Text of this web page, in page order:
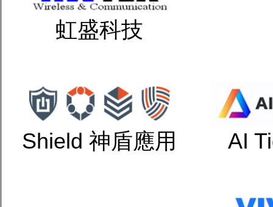
虹盛科技
Shield 神盾應用 AI